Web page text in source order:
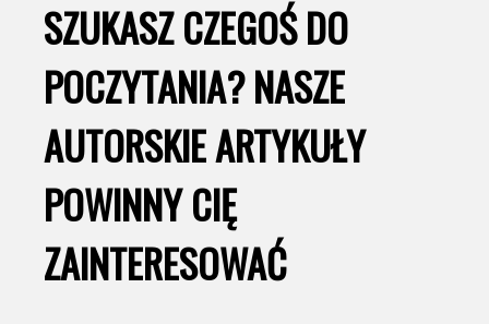
SZUKASZ CZEGOŚ DO
POCZYTANIA? NASZE
AUTORSKIE ARTYKUŁY
POWINNY CIĘ
ZAINTERESOWAĆ